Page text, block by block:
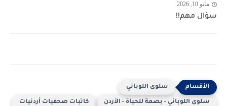
مايو 10, 2026
سؤال مهم!!
سلوى اللوباني
سلوى اللوباني - بصمة للحياة - الأردن كاتبات صحفيات أردنيات